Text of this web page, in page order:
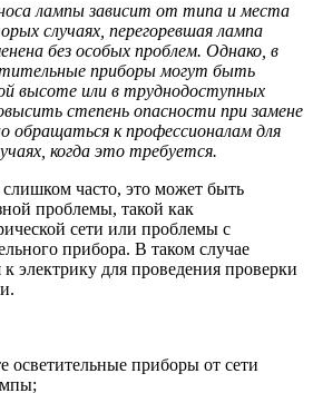
лампы зависит от типа и места
случаях, перегоревшая лампа
без особых проблем. Однако, в
приборы могут быть
высоте или в труднодоступных
степень опасности при замене
к профессионалам для
когда это требуется.
часто, это может быть
проблемы, такой как
сети или проблемы с
прибора. В таком случае
электрику для проведения проверки
осветительные приборы от сети